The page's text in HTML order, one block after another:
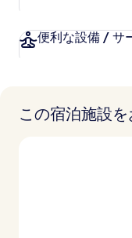
ミ
便利な設備 / サ
この宿泊施設